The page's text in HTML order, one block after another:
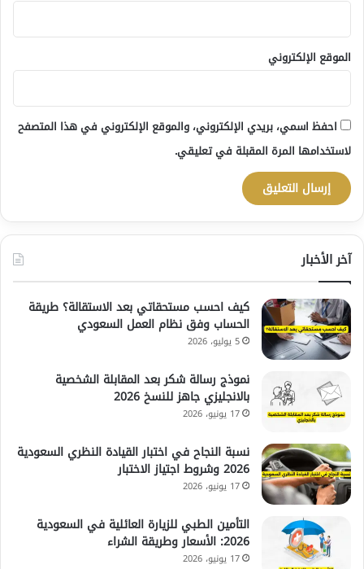
الموقع الإلكتروني
احفظ اسمي، بريدي الإلكتروني، والموقع الإلكتروني في هذا المتصفح
لاستخدامها المرة المقبلة في تعليقي.
آخر الأخبار
كيف احسب مستحقاتي بعد الاستقالة؟ طريقة
الحساب وفق نظام العمل السعودي
5 يوليو، 2026
نموذج رسالة شكر بعد المقابلة الشخصية
بالانجليزي جاهز للنسخ 2026
17 يونيو، 2026
نسبة النجاح في اختبار القيادة النظري السعودية
2026 وشروط اجتياز الاختبار
17 يونيو، 2026
التأمين الطبي للزيارة العائلية في السعودية
2026: الأسعار وطريقة الشراء
17 يونيو، 2026